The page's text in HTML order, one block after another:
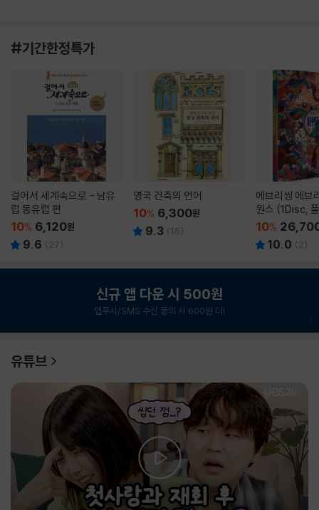
#기간한정특가
걸어서 세계속으로 - 남유
럽 동유럽 편
10% 6,120원
9.6 ( 27)
영국 건축의 언어
10% 6,300원
9.3 (16)
에브리씽 에브
원스 (1Disc,
판) : 블루레이
10%
10.0 ( 2)
신규 앱 다운 시 500원
앱푸시/SMS 수신 동의 시 600원 더!
유튜브